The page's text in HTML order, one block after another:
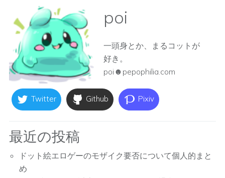
poi
一頭身とか、まるコットが
好き。
poi☻pepophilia.com
Twitter Github Pixiv
最近の投稿
ドット絵エロゲーのモザイク要否について個人的まと
め